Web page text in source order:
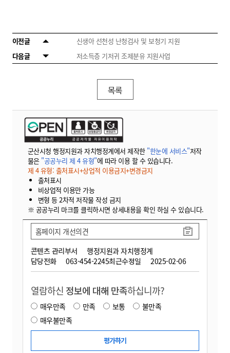
이전글
신생아 선천성 난청검사 및 보청기 지원
다음글
저소득층 기저귀 조제분유 지원사업
목록
군산시청 행정지원과 자치행정계에서 제작한 "한눈에 서비스"저작
물은 "공공누리 제 4 유형"에 따라 이용 할 수 있습니다.
제 4 유형: 출처표시+상업적 이용금지+변경금지
출처표시
비상업적 이용만 가능
변형 등 2차적 저작물 작성 금지
※ 공공누리 마크를 클릭하시면 상세내용을 확인 하실 수 있습니다.
콘텐츠 관리부서
행정지원과 자치행정계
담당전화
063-454-2245최근수정일 2025-02-06
홈페이지 개선의견
열람하신 정보에 대해 만족하십니까?
매우만족 만족 보통
불만족
매우불만족